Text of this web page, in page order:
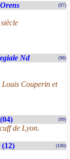
(97)
Nd (98)
Louis Couperin et
(99)
de Lyon.
(100)